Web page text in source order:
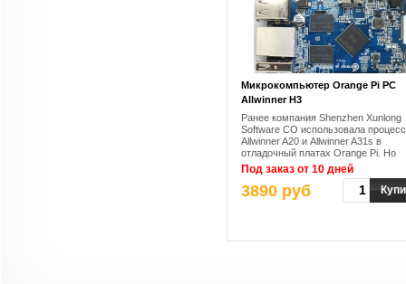
Микрокомпьютер Orange Pi PC
Allwinner H3
Ранее компания Shenzhen Xunlong
Software CO использовала
Allwinner A20 и Allwinner A31s в
отладочный платах Orange Pi. Но
недавно компания представила
Orange Pi PC на базе процессора
Allwinner H3, которая стоит
существенно дешевле
Под заказ от 10 дней
3890 руб